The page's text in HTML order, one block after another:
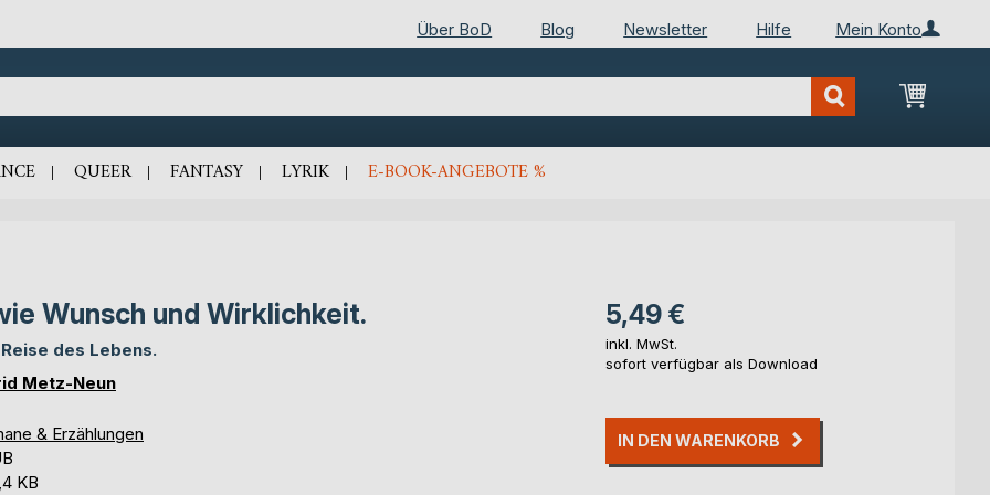
Mein Konto
Über BoD Blog Newsletter Hilfe
Mein
QUEER FANTASY LYRIK E-BOOK-ANGEBOTE %
Wunsch und Wirklichkeit.
des Lebens.
Metz-Neun
& Erzählungen
KB
5,49 €
inkl. MwSt.
sofort verfügbar als Download
IN DEN WARENKORB